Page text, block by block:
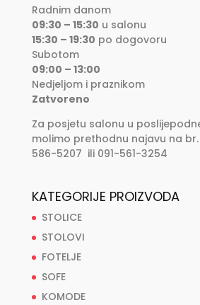
Radnim danom
09:30 – 15:30 u salonu
15:30 – 19:30 po dogovoru
Subotom
09:00 – 13:00
Nedjeljom i praznikom
Zatvoreno
Za posjetu salonu u
molimo prethodnu najavu na
586-5207 ili 091-561-3254
KATEGORIJE PROIZVODA
STOLICE
STOLOVI
FOTELJE
SOFE
KOMODE